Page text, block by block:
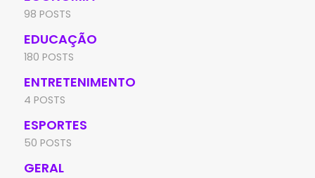
98 POSTS
EDUCAÇÃO
180 POSTS
ENTRETENIMENTO
4 POSTS
ESPORTES
50 POSTS
GERAL